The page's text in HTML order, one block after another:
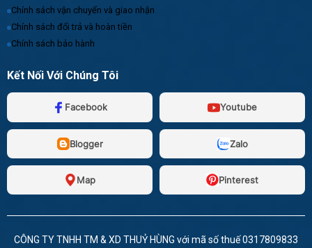
Chính sách vận chuyển và giao nhận
Chính sách đổi trả và hoàn tiền
Chính sách bảo hành
Kết Nối Với Chúng Tôi
Facebook Youtube
Blogger Zalo
Map Pinterest
CÔNG TY TNHH TM & XD THUỶ HÙNG với mã số thuế 0317809833